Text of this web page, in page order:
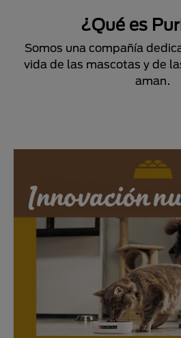
¿Qué es
Somos una compañía
vida de las mascotas y de
aman.